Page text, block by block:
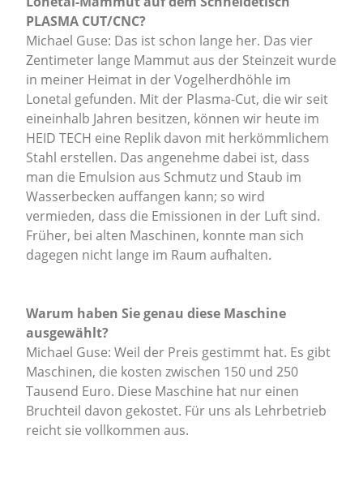
PLASMA CUT/CNC?
Michael Guse: Das ist schon lange her. Das vier
Zentimeter lange Mammut aus der Steinzeit wurde
in meiner Heimat in der Vogelherdhöhle im
Lonetal gefunden. Mit der Plasma-Cut, die wir seit
eineinhalb Jahren besitzen, können wir heute im
HEID TECH eine Replik davon mit herkömmlichem
Stahl erstellen. Das angenehme dabei ist, dass
man die Emulsion aus Schmutz und Staub im
Wasserbecken auffangen kann; so wird
vermieden, dass die Emissionen in der Luft sind.
Früher, bei alten Maschinen, konnte man sich
dagegen nicht lange im Raum aufhalten.
Warum haben Sie genau diese Maschine
ausgewählt?
Michael Guse: Weil der Preis gestimmt hat. Es gibt
Maschinen, die kosten zwischen 150 und 250
Tausend Euro. Diese Maschine hat nur einen
Bruchteil davon gekostet. Für uns als Lehrbetrieb
reicht sie vollkommen aus.